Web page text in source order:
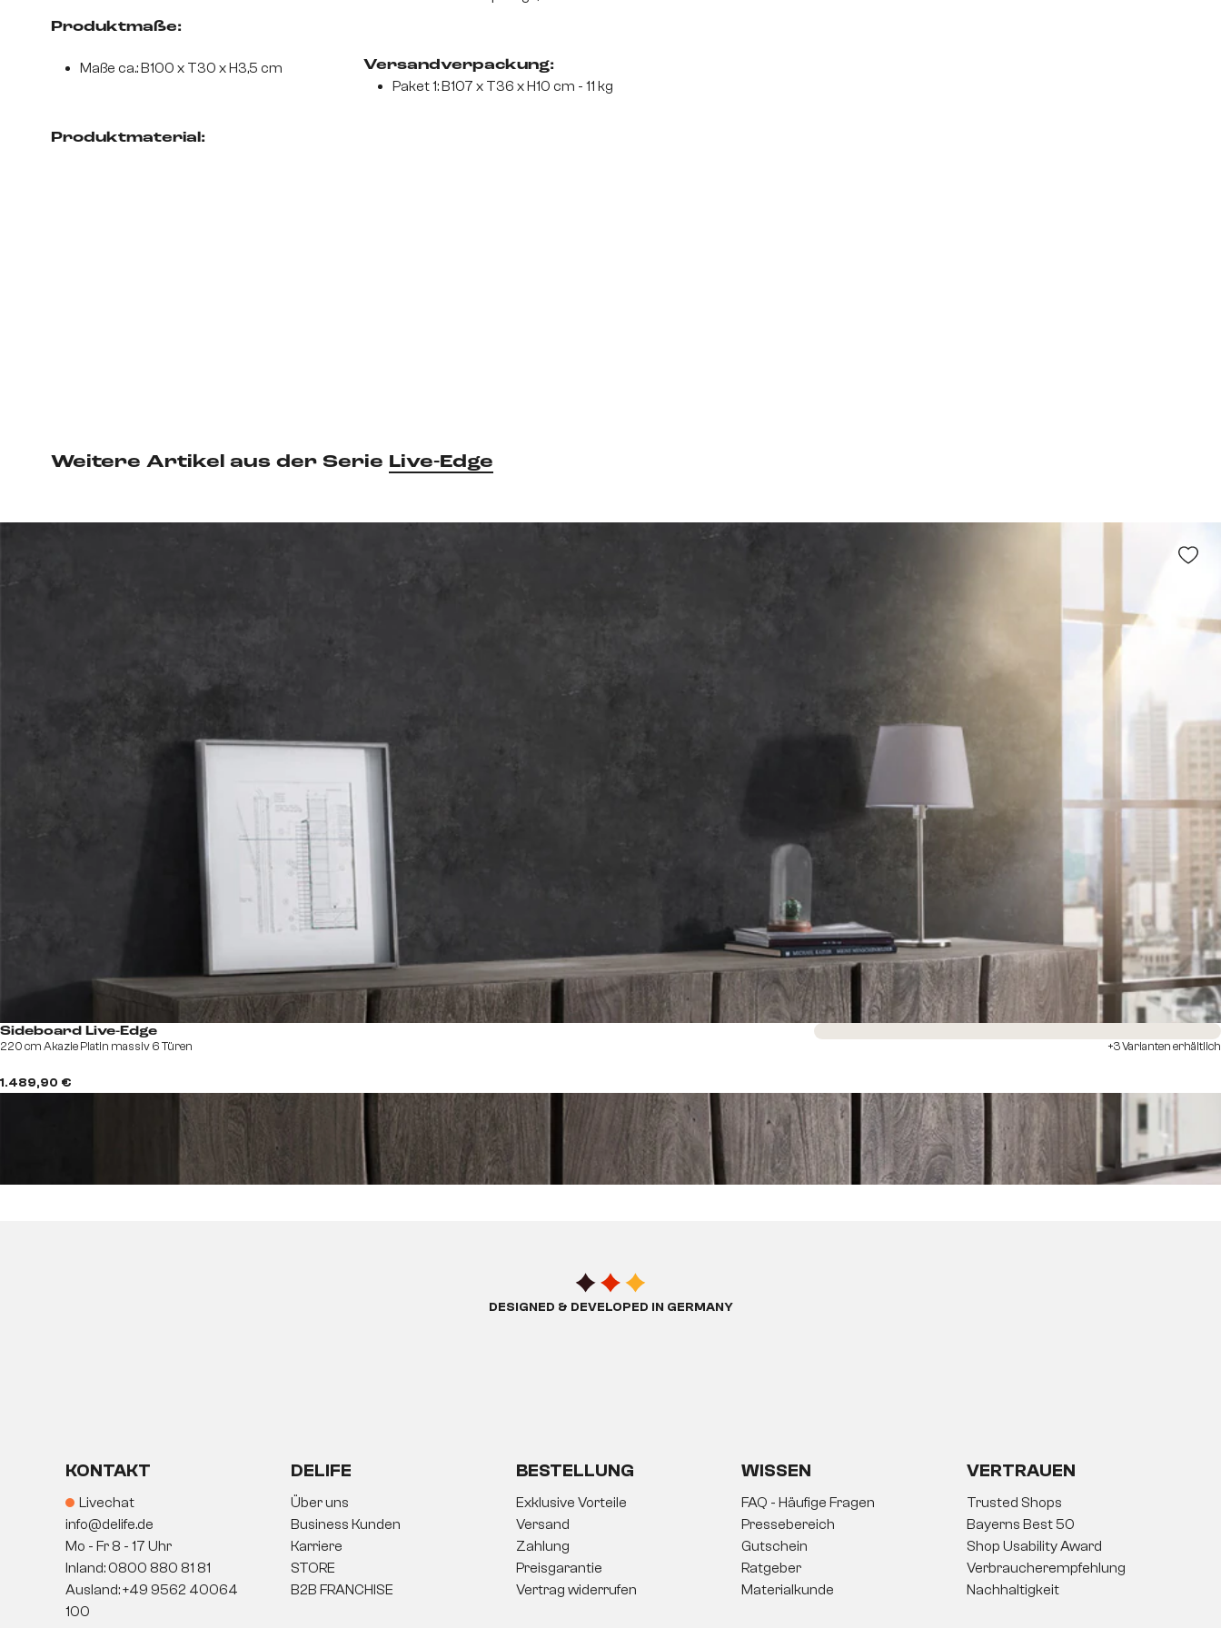
Produktmaße:
Maße ca.: B100 x T30 x H3,5 cm
Produktmaterial:
Versandverpackung:
Paket 1: B107 x T36 x H10 cm - 11 kg
Weitere Artikel aus der Serie Live-Edge
Sideboard Live-Edge
220 cm Akazie Platin massiv 6 Türen
1.489,90 €
Sofort versandfertig
+3 Varianten erhältlich
DESIGNED & DEVELOPED IN GERMANY
KONTAKT
Livechat
info@delife.de
Mo - Fr 8 - 17 Uhr
Inland: 0800 880 81 81
Ausland: +49 9562 40064
100
DELIFE
Über uns
Business Kunden
Karriere
STORE
B2B FRANCHISE
BESTELLUNG
Exklusive Vorteile
Versand
Zahlung
Preisgarantie
Vertrag widerrufen
WISSEN
FAQ - Häufige Fragen
Pressebereich
Gutschein
Ratgeber
Materialkunde
VERTRAUEN
Trusted Shops
Bayerns Best 50
Shop Usability Award
Verbraucherempfehlung
Nachhaltigkeit